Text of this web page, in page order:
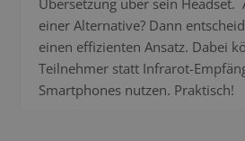
Übersetzung über sein Headset.
einer Alternative? Dann
einen effizienten Ansatz. Dabei
Teilnehmer statt Infrarot-
Smartphones nutzen. Praktisch!